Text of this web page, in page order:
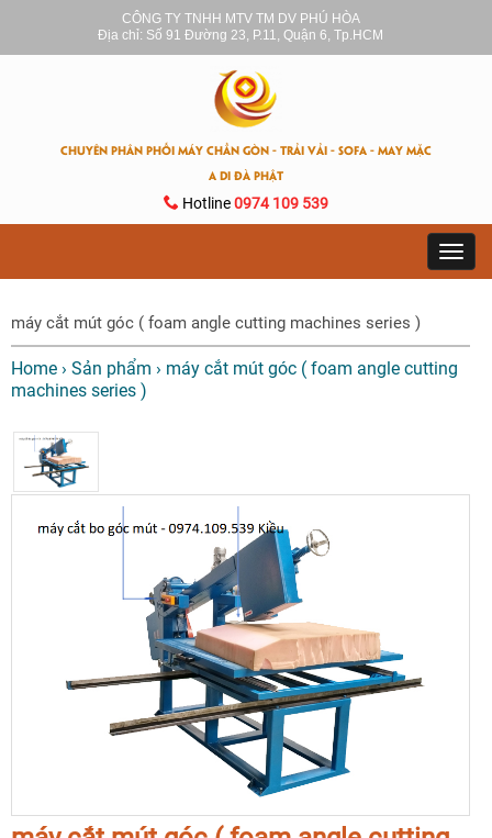
CÔNG TY TNHH MTV TM DV PHÚ HÒA
Địa chỉ: Số 91 Đường 23, P.11, Quận 6, Tp.HCM
CHUYÊN PHÂN PHỐI MÁY CHẦN GÒN - TRẢI VẢI - SOFA - MAY MẶC
A DI ĐÀ PHẬT
Hotline0974 109 539
máy cắt mút góc ( foam angle cutting machines series )
Home › Sản phẩm › máy cắt mút góc ( foam angle cutting
machines series )